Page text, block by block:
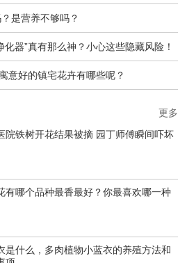
是营养不够吗？
器”真有那么神？小心这些隐藏风险！
意好的镇宅花卉有哪些呢？
武汉医院铁树开花结果被摘 园丁师傅瞬间吓坏
有哪个品种最香最好？你最喜欢哪一种
是什么，多肉植物小蓝衣的养殖方法和
更多